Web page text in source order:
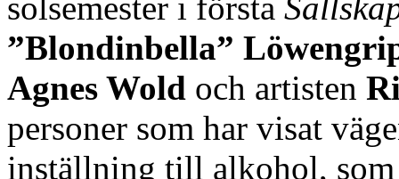
”Blondinbella”
Agnes Wold och artisten
personer som har visat
inställning till alkohol,